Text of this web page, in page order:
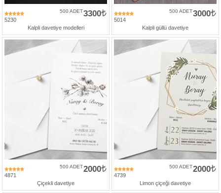
5230
3300
500 ADET
Kalpli davetiye modelleri
5014
3000
500 ADET
Kalpli güllü davetiye
4871
2000
500 ADET
Çiçekli davetiye
4739
2000
500 ADET
Limon çiçeği davetiye